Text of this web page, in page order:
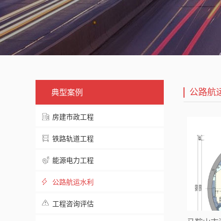
典型案例
房建市政工程
铁路轨道工程
能源电力工程
公路航运水利
工程咨询评估
公路航